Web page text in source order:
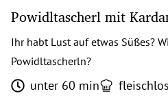
Powidltascherl mit
Ihr habt Lust auf etwas Süßes?
Powidltascherln?
unter 60 min fleischlos